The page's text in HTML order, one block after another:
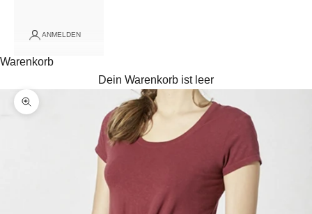
ANMELDEN
Warenkorb
Dein Warenkorb ist leer
Bild vergrößern